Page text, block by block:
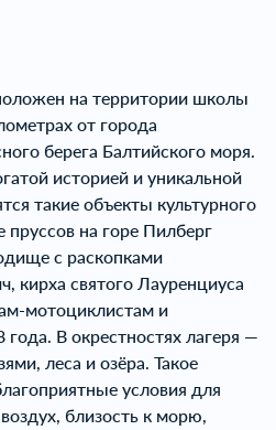
на территории школы
от города
берега Балтийского моря.
историей и уникальной
такие объекты культурного
пруссов на горе Пилберг
с раскопками
кирха святого Лауренциуса
мотоциклистам и
В окрестностях лагеря —
леса и озёра. Такое
условия для
близость к морю,